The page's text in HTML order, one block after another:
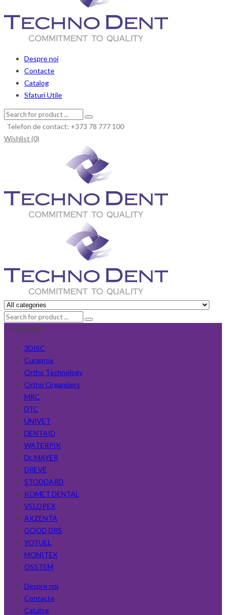
Despre noi
Contacte
Catalog
Sfaturi Utile
Telefon de contact: +373 78 777 100
Wishlist (0)
Producători
3DISC
Curaprox
Ortho Technology
Ortho Organizers
MRC
DTC
UNIVET
DENTAID
WATERPIK
Dr. MAYER
DREVE
STODDARD
KOMET DENTAL
VELOPEX
AKZENTA
GOOD DRS
YOTUEL
MONITEX
OSSTEM
Despre noi
Contacte
Catalog